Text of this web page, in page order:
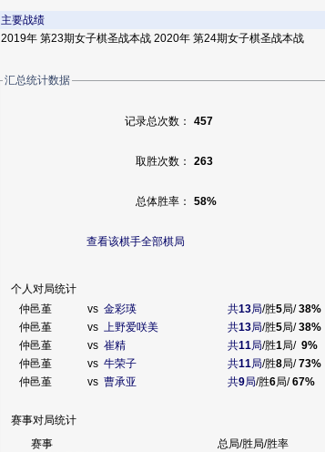
主要战绩
2019年 第23期女子棋圣战本战 2020年 第24期女子棋圣战本战
汇总统计数据
记录总次数： 457
取胜次数： 263
总体胜率： 58%
查看该棋手全部棋局
个人对局统计
仲邑堇
vs 金彩瑛 共13局/胜5局/38%
仲邑堇
vs 上野爱咲美 共13局/胜5局/38%
仲邑堇
vs 崔精 共11局/胜1局/9%
仲邑堇
vs 牛荣子 共11局/胜8局/73%
仲邑堇
vs 曹承亚 共9局/胜6局/67%
赛事对局统计
赛事
总局/胜局/胜率